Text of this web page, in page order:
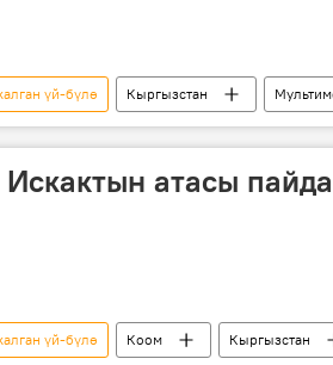
үй-бүлө Кыргызстан
Кара-Суу району
атасы пайда
үй-бүлө Коом Кыргызстан